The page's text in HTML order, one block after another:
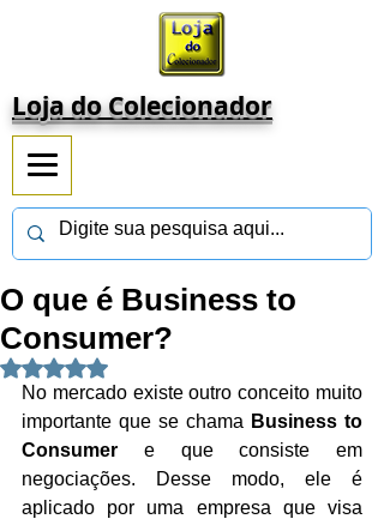
Loja do Colecionador
O que é Business to
Consumer?
Avaliado com NaN de 5 estrelas.
No mercado existe outro conceito muito
importante que se chama Business to
Consumer e que consiste em
negociações. Desse modo, ele é
aplicado por uma empresa que visa